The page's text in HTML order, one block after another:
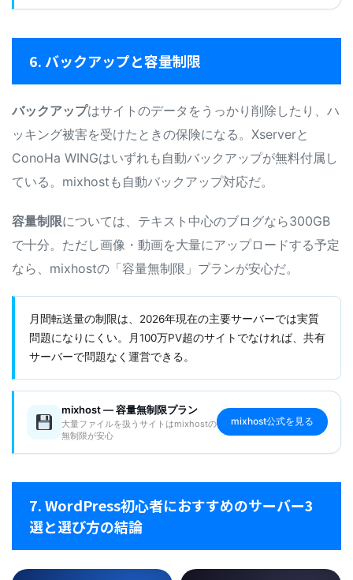
6. バックアップと容量制限
バックアップはサイトのデータをうっかり削除したり、ハ
ッキング被害を受けたときの保険になる。Xserverと
ConoHa WINGはいずれも自動バックアップが無料付属し
ている。mixhostも自動バックアップ対応だ。
容量制限については、テキスト中心のブログなら300GB
で十分。ただし画像・動画を大量にアップロードする予定
なら、mixhostの「容量無制限」プランが安心だ。
月間転送量の制限は、2026年現在の主要サーバーでは実質
問題になりにくい。月100万PV超のサイトでなければ、共有
サーバーで問題なく運営できる。
mixhost — 容量無制限プラン
大量ファイルを扱うサイトはmixhostの
無制限が安心
mixhost公式を見る
7. WordPress初心者におすすめのサーバー3
選と選び方の結論